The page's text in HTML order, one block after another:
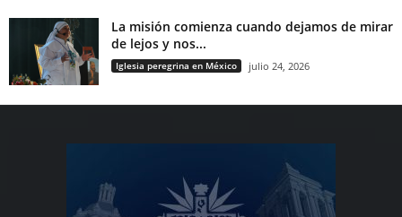
La misión comienza cuando dejamos de mirar
de lejos y nos...
Iglesia peregrina en México julio 24, 2026